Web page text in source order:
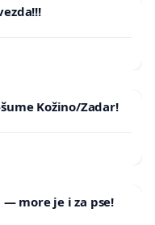
Kožino/Zadar!
more je i za pse!